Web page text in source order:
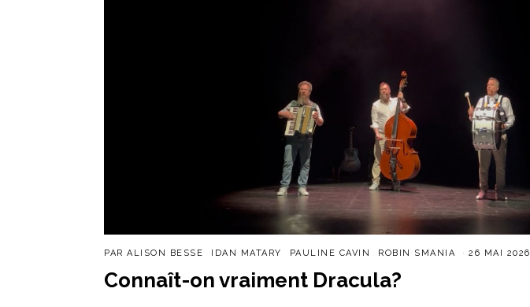
PAR ALISON BESSE IDAN MATARY PAULINE CAVIN ROBIN SMANIA 26 MAI 2026
Connaît-on vraiment Dracula?